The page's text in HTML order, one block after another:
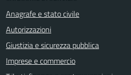
Anagrafe e stato civile
Autorizzazioni
Giustizia e sicurezza pubblica
Imprese e commercio